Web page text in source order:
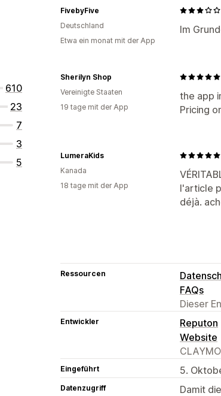
610
23
7
3
5
Im
FivebyFive
Deutschland
Etwa ein monat mit der App
the app
Pricing
Sherilyn Shop
Vereinigte Staaten
19 tage mit der App
l'article
déjà.
LumeraKids
Kanada
18 tage mit der App
Ressourcen
FAQs
Dieser
Entwickler
Reputon
Website
Eingeführt 5.
Datenzugriff
Damit